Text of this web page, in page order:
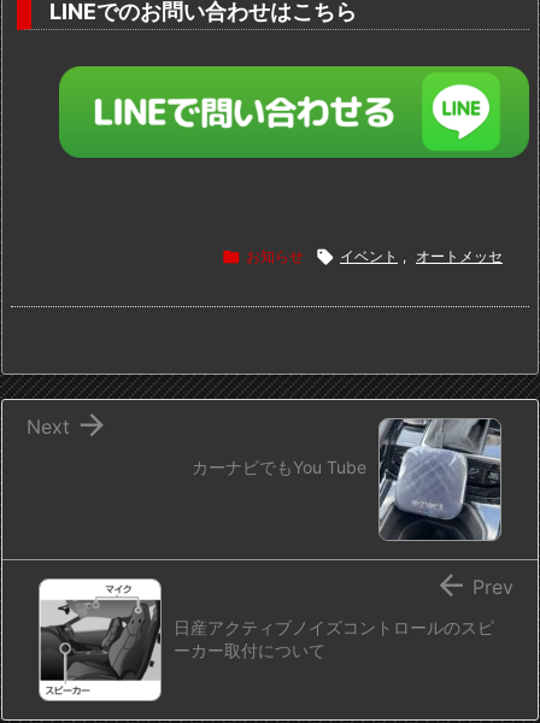
LINEでのお問い合わせはこちら
 お知らせ  イベント , オートメッセ
カーナビでもYou Tube

Next
日産アクティブノイズコントロールのスピ
ーカー取付について
 Prev